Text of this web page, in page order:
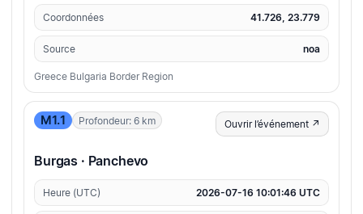
Coordonnées 41.726, 23.779
Source noa
Greece Bulgaria Border Region
M1.1 Profondeur: 6 km Ouvrir l’événement ↗
Burgas · Panchevo
Heure (UTC) 2026-07-16 10:01:46 UTC